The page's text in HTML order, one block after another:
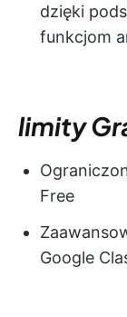
dzięki
funkcjom
limity
Free
Google